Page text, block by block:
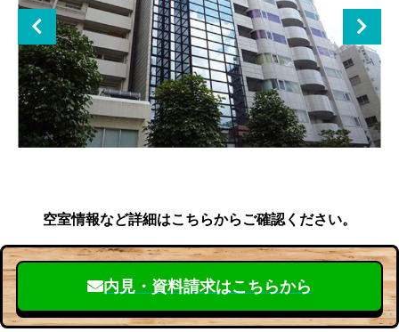
空室情報など詳細はこちらからご確認ください。
内見・資料請求はこちらから